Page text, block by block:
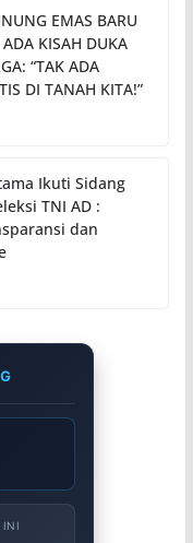
EMAS BARU
KISAH DUKA
“TAK ADA
DI TANAH KITA!”
Ikuti Sidang
TNI AD :
dan
INI